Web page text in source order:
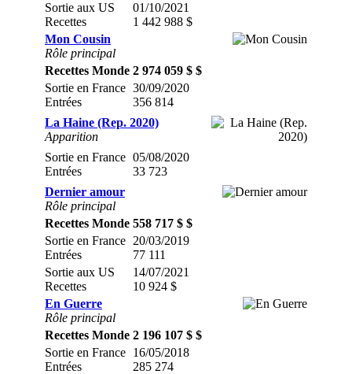
Sortie aux US
Recettes
01/10/2021
1 442 988 $
Mon Cousin
Rôle principal
Recettes Monde 2 974 059 $ $
Sortie en France
Entrées
30/09/2020
356 814
La Haine (Rep. 2020)
Apparition
Sortie en France
Entrées
05/08/2020
33 723
Dernier amour
Rôle principal
Recettes Monde 558 717 $ $
Sortie en France
Entrées
20/03/2019
77 111
Sortie aux US
Recettes
14/07/2021
10 924 $
En Guerre
Rôle principal
Recettes Monde 2 196 107 $ $
Sortie en France
Entrées
16/05/2018
285 274